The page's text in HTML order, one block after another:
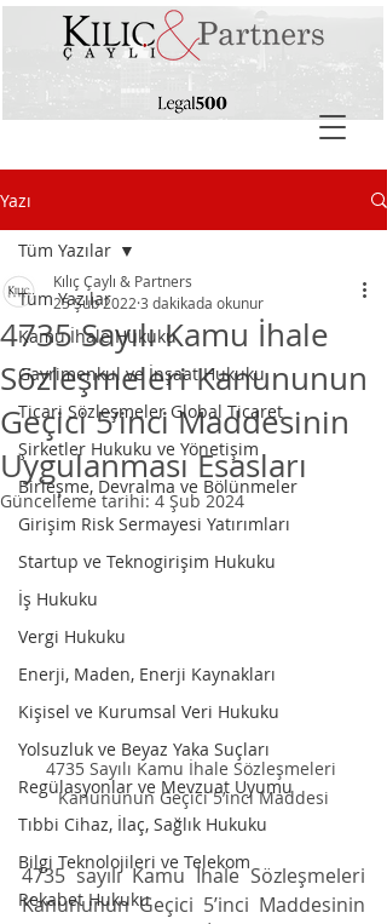
Yazı
Tüm Yazılar
Kamu İhale Hukuku
Gayrimenkul ve İnşaat Hukuku
Ticari Sözleşmeler Global Ticaret
Şirketler Hukuku ve Yönetişim
Birleşme, Devralma ve Bölünmeler
Girişim Risk Sermayesi Yatırımları
Startup ve Teknogirişim Hukuku
İş Hukuku
Vergi Hukuku
Enerji, Maden, Enerji Kaynakları
Kişisel ve Kurumsal Veri Hukuku
Yolsuzluk ve Beyaz Yaka Suçları
Regülasyonlar ve Mevzuat Uyumu
Tıbbi Cihaz, İlaç, Sağlık Hukuku
Bilgi Teknolojileri ve Telekom
Rekabet Hukuku
Tüm Yazılar
4735 Sayılı Kamu İhale
Sözleşmeleri Kanununun
Geçici 5’inci Maddesinin
Uygulanması Esasları
Kılıç Çaylı & Partners
25 Şub 2022 3 dakikada okunur
Güncelleme tarihi:4 Şub 2024
4735 Sayılı Kamu İhale Sözleşmeleri
Kanununun Geçici 5’inci Maddesi
4735 sayılı Kamu İhale Sözleşmeleri
Kanununun Geçici 5’inci Maddesinin